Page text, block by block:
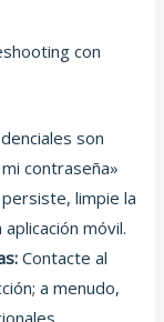
con
son
contraseña»
limpie la
móvil.
Contacte al
a menudo,